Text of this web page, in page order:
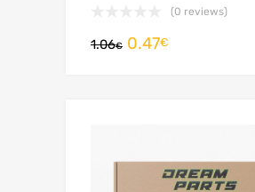
(0 reviews)
1.06€ 0.47€